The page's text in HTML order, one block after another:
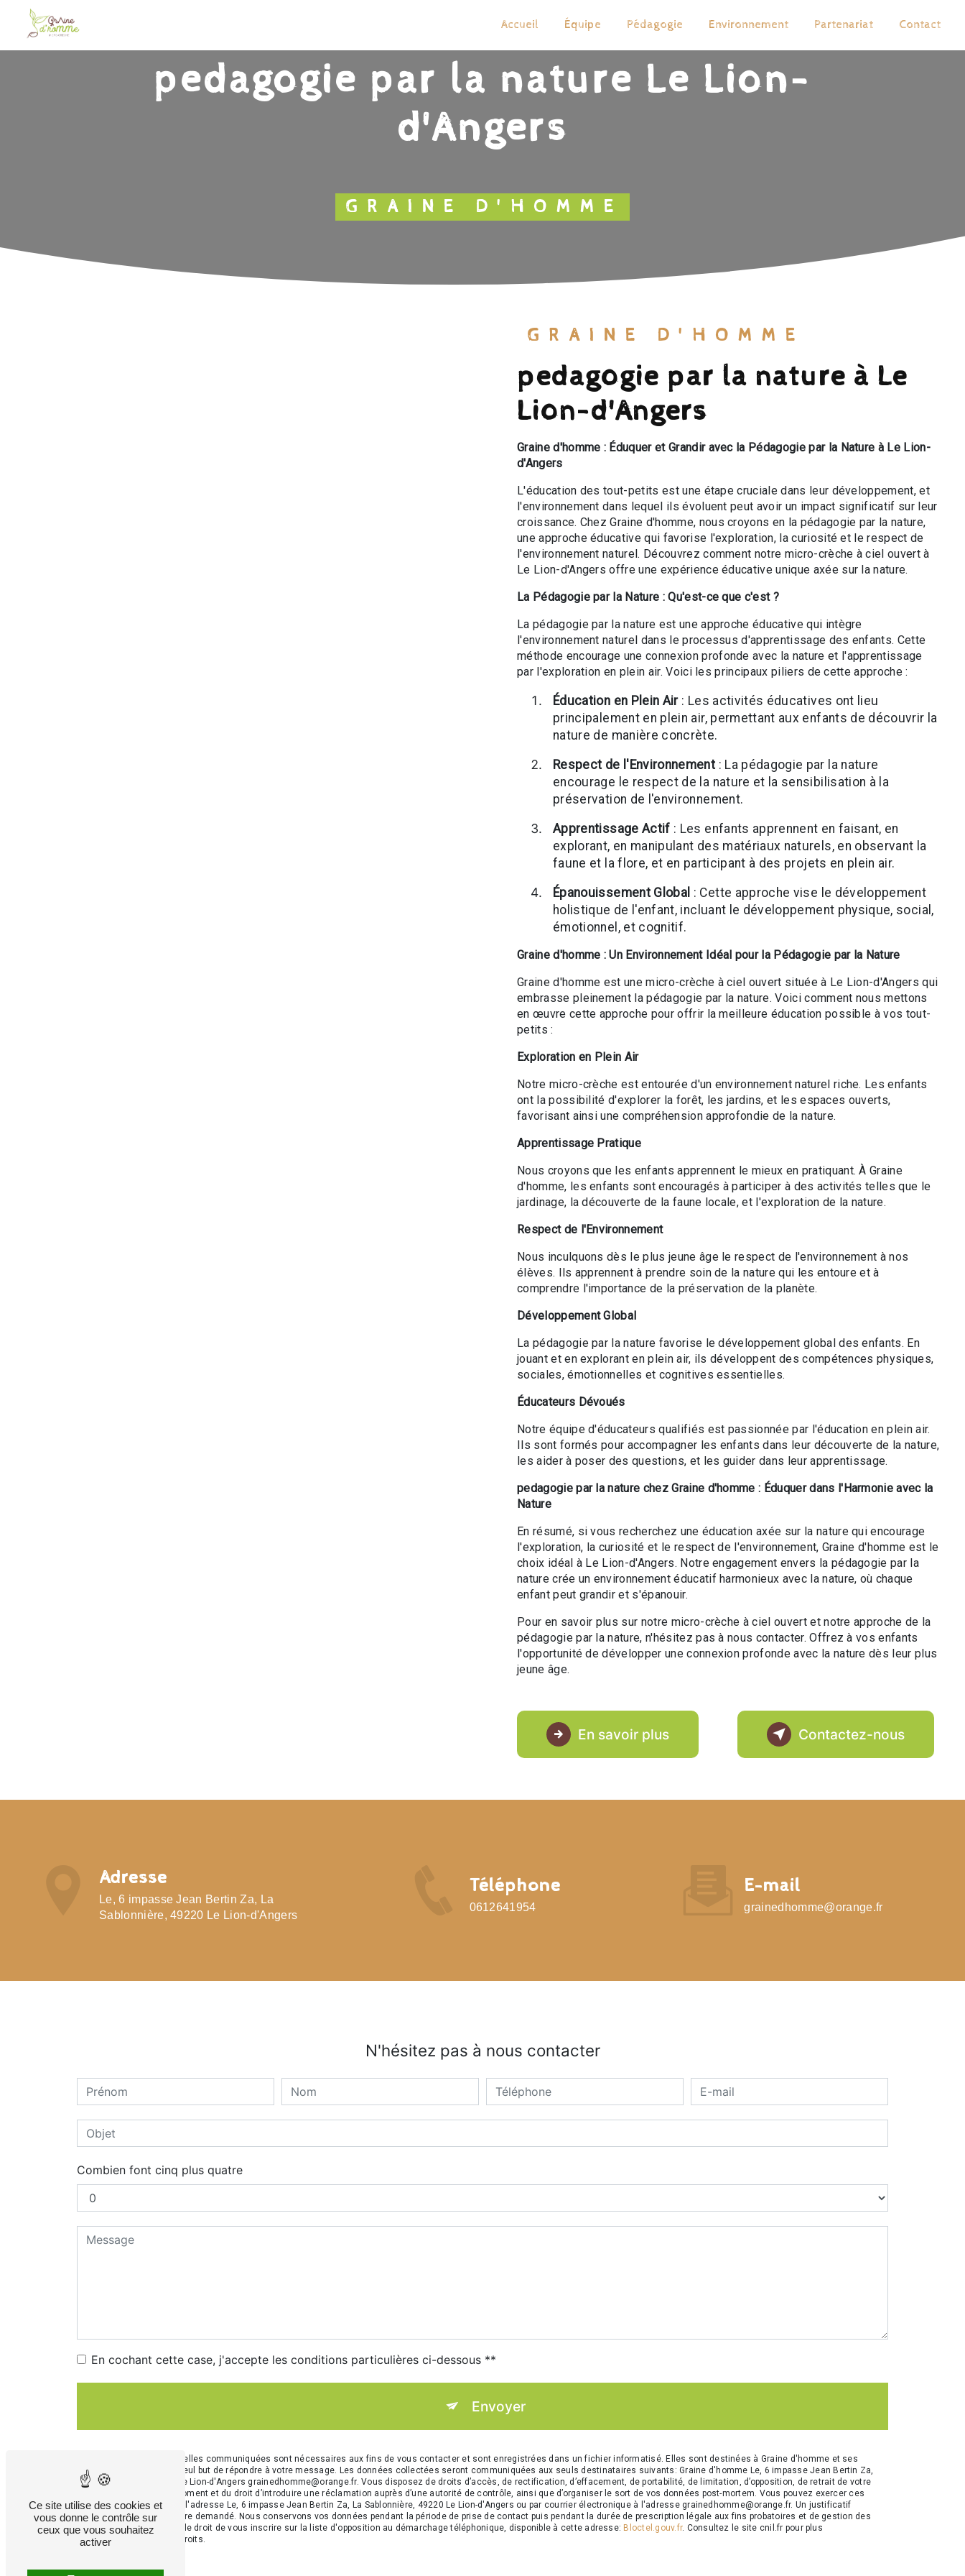
Accueil Équipe Pédagogie Environnement Partenariat Contact
pedagogie par la nature Le Lion-
d'Angers
GRAINE D'HOMME
GRAINE D'HOMME
pedagogie par la nature à Le
Lion-d'Angers
Graine d'homme : Éduquer et Grandir avec la Pédagogie par la Nature à Le Lion-
d'Angers
L'éducation des tout-petits est une étape cruciale dans leur développement, et
l'environnement dans lequel ils évoluent peut avoir un impact significatif sur leur
croissance. Chez Graine d'homme, nous croyons en la pédagogie par la nature,
une approche éducative qui favorise l'exploration, la curiosité et le respect de
l'environnement naturel. Découvrez comment notre micro-crèche à ciel ouvert à
Le Lion-d'Angers offre une expérience éducative unique axée sur la nature.
La Pédagogie par la Nature : Qu'est-ce que c'est ?
La pédagogie par la nature est une approche éducative qui intègre
l'environnement naturel dans le processus d'apprentissage des enfants. Cette
méthode encourage une connexion profonde avec la nature et l'apprentissage
par l'exploration en plein air. Voici les principaux piliers de cette approche :
Éducation en Plein Air: Les activités éducatives ont lieu
principalement en plein air, permettant aux enfants de découvrir la
nature de manière concrète.
Respect de l'Environnement : La pédagogie par la nature
encourage le respect de la nature et la sensibilisation à la
préservation de l'environnement.
Apprentissage Actif : Les enfants apprennent en faisant, en
explorant, en manipulant des matériaux naturels, en observant la
faune et la flore, et en participant à des projets en plein air.
Épanouissement Global : Cette approche vise le développement
holistique de l'enfant, incluant le développement physique, social,
émotionnel, et cognitif.
Graine d'homme : Un Environnement Idéal pour la Pédagogie par la Nature
Graine d'homme est une micro-crèche à ciel ouvert située à Le Lion-d'Angers qui
embrasse pleinement la pédagogie par la nature. Voici comment nous mettons
en œuvre cette approche pour offrir la meilleure éducation possible à vos tout-
petits :
Exploration en Plein Air
Notre micro-crèche est entourée d'un environnement naturel riche. Les enfants
ont la possibilité d'explorer la forêt, les jardins, et les espaces ouverts,
favorisant ainsi une compréhension approfondie de la nature.
Apprentissage Pratique
Nous croyons que les enfants apprennent le mieux en pratiquant. À Graine
d'homme, les enfants sont encouragés à participer à des activités telles que le
jardinage, la découverte de la faune locale, et l'exploration de la nature.
Respect de l'Environnement
Nous inculquons dès le plus jeune âge le respect de l'environnement à nos
élèves. Ils apprennent à prendre soin de la nature qui les entoure et à
comprendre l'importance de la préservation de la planète.
Développement Global
La pédagogie par la nature favorise le développement global des enfants. En
jouant et en explorant en plein air, ils développent des compétences physiques,
sociales, émotionnelles et cognitives essentielles.
Éducateurs Dévoués
Notre équipe d'éducateurs qualifiés est passionnée par l'éducation en plein air.
Ils sont formés pour accompagner les enfants dans leur découverte de la nature,
les aider à poser des questions, et les guider dans leur apprentissage.
pedagogie par la nature chez Graine d'homme : Éduquer dans l'Harmonie avec la
Nature
En résumé, si vous recherchez une éducation axée sur la nature qui encourage
l'exploration, la curiosité et le respect de l'environnement, Graine d'homme est le
choix idéal à Le Lion-d'Angers. Notre engagement envers la pédagogie par la
nature crée un environnement éducatif harmonieux avec la nature, où chaque
enfant peut grandir et s'épanouir.
Pour en savoir plus sur notre micro-crèche à ciel ouvert et notre approche de la
pédagogie par la nature, n'hésitez pas à nous contacter. Offrez à vos enfants
l'opportunité de développer une connexion profonde avec la nature dès leur plus
jeune âge.
En savoir plus Contactez-nous
Adresse
Le, 6 impasse Jean Bertin Za, La
Sablonnière, 49220 Le Lion-d'Angers
Téléphone
0612641954
E-mail
grainedhomme@orange.fr
N'hésitez pas à nous contacter
Combien font cinq plus quatre
En cochant cette case, j'accepte les conditions particulières ci-dessous **
Envoyer
** Les données personnelles communiquées sont nécessaires aux fins de vous contacter et sont enregistrées dans un fichier informatisé. Elles sont destinées à Graine d'homme et ses
sous-traitants dans le seul but de répondre à votre message. Les données collectées seront communiquées aux seuls destinataires suivants: Graine d'homme Le, 6 impasse Jean Bertin Za,
La Sablonnière, 49220 Le Lion-d'Angers grainedhomme@orange.fr. Vous disposez de droits d’accès, de rectification, d’effacement, de portabilité, de limitation, d’opposition, de retrait de votre
consentement à tout moment et du droit d’introduire une réclamation auprès d’une autorité de contrôle, ainsi que d’organiser le sort de vos données post-mortem. Vous pouvez exercer ces
droits par voie postale à l'adresse Le, 6 impasse Jean Bertin Za, La Sablonnière, 49220 Le Lion-d'Angers ou par courrier électronique à l'adresse grainedhomme@orange.fr. Un justificatif
d'identité pourra vous être demandé. Nous conservons vos données pendant la période de prise de contact puis pendant la durée de prescription légale aux fins probatoires et de gestion des
contentieux. Vous avez le droit de vous inscrire sur la liste d'opposition au démarchage téléphonique, disponible à cette adresse: Bloctel.gouv.fr. Consultez le site cnil.fr pour plus
d’informations sur vos droits.
Panneau de gestion des cookies
Ce site utilise des cookies et
vous donne le contrôle sur
ceux que vous souhaitez
activer